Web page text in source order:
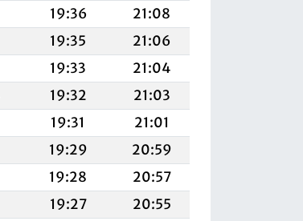
19:36
21:08
19:35
21:06
19:33
21:04
19:32
21:03
19:31
21:01
19:29
20:59
19:28
20:57
19:27
20:55